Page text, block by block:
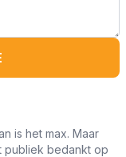
is het max. Maar
publiek bedankt op